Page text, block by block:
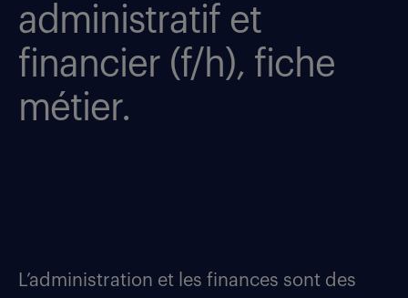
administratif et
financier (f/h), fiche
métier.
L’administration et les finances sont des